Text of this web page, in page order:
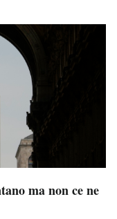
ma non ce ne